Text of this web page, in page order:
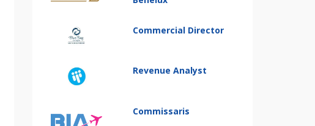
Commercial Director
Revenue Analyst
Commissaris